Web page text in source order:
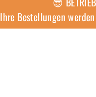
Ihre Bestellungen